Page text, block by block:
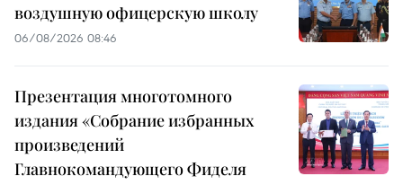
воздушную офицерскую школу
06/08/2026 08:46
Презентация многотомного
издания «Собрание избранных
произведений
Главнокомандующего Фиделя